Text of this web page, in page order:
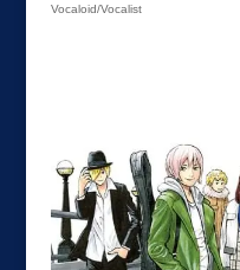
Vocaloid/Vocalist